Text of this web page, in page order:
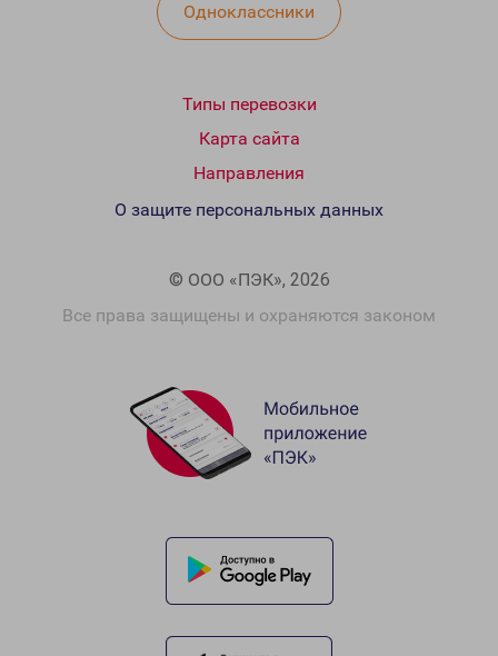
Одноклассники
Типы перевозки
Карта сайта
Направления
© ООО «ПЭК», 2026
Все права защищены и охраняются законом
О защите персональных данных